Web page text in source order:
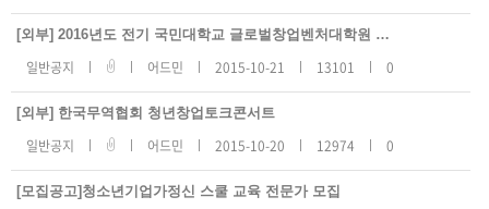
[외부] 2016년도 전기 국민대학교 글로벌창업벤처대학원 신입생 모집 공고
일반공지 어드민 2015-10-21 13101 0
[외부] 한국무역협회 청년창업토크콘서트
일반공지 어드민 2015-10-20 12974 0
[모집공고]청소년기업가정신 스쿨 교육 전문가 모집